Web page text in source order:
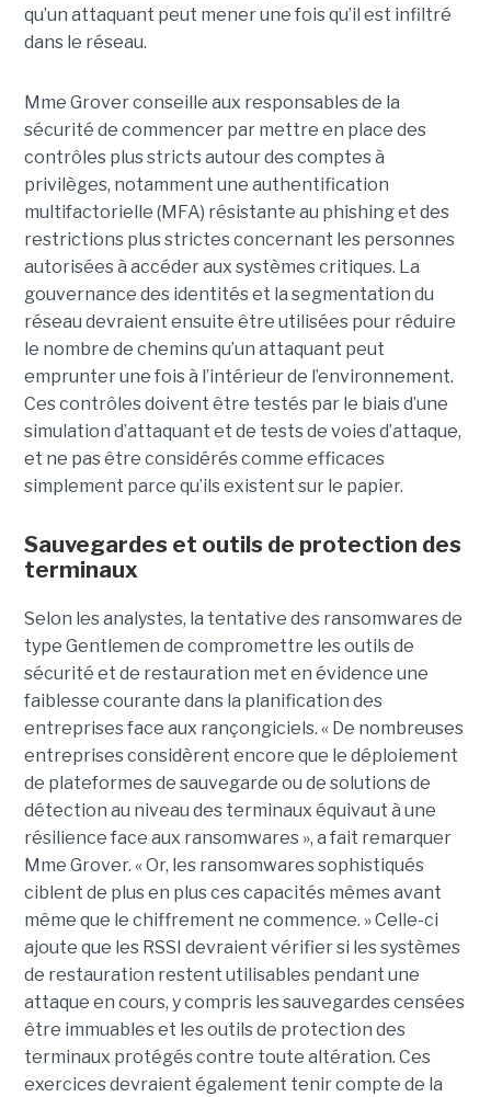
qu’un attaquant peut mener une fois qu’il est infiltré
dans le réseau.
Mme Grover conseille aux responsables de la
sécurité de commencer par mettre en place des
contrôles plus stricts autour des comptes à
privilèges, notamment une authentification
multifactorielle (MFA) résistante au phishing et des
restrictions plus strictes concernant les personnes
autorisées à accéder aux systèmes critiques. La
gouvernance des identités et la segmentation du
réseau devraient ensuite être utilisées pour réduire
le nombre de chemins qu’un attaquant peut
emprunter une fois à l’intérieur de l’environnement.
Ces contrôles doivent être testés par le biais d’une
simulation d’attaquant et de tests de voies d’attaque,
et ne pas être considérés comme efficaces
simplement parce qu’ils existent sur le papier.
Sauvegardes et outils de protection des
terminaux
Selon les analystes, la tentative des ransomwares de
type Gentlemen de compromettre les outils de
sécurité et de restauration met en évidence une
faiblesse courante dans la planification des
entreprises face aux rançongiciels. « De nombreuses
entreprises considèrent encore que le déploiement
de plateformes de sauvegarde ou de solutions de
détection au niveau des terminaux équivaut à une
résilience face aux ransomwares », a fait remarquer
Mme Grover. « Or, les ransomwares sophistiqués
ciblent de plus en plus ces capacités mêmes avant
même que le chiffrement ne commence. » Celle-ci
ajoute que les RSSI devraient vérifier si les systèmes
de restauration restent utilisables pendant une
attaque en cours, y compris les sauvegardes censées
être immuables et les outils de protection des
terminaux protégés contre toute altération. Ces
exercices devraient également tenir compte de la